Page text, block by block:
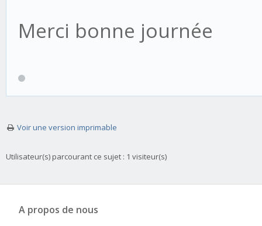
Merci bonne journée
Voir une version imprimable
Utilisateur(s) parcourant ce sujet : 1 visiteur(s)
A propos de nous